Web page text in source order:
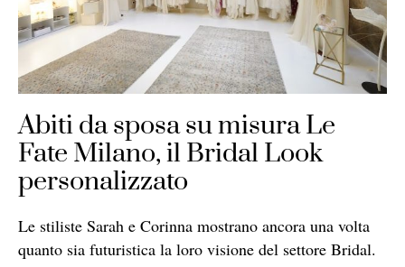
Abiti da sposa su misura Le
Fate Milano, il Bridal Look
personalizzato
Le stiliste Sarah e Corinna mostrano ancora una volta
quanto sia futuristica la loro visione del settore Bridal.